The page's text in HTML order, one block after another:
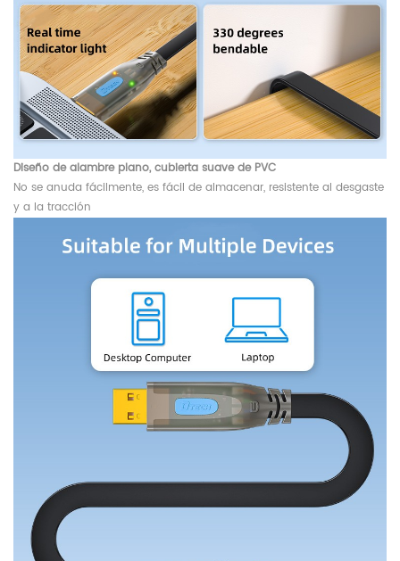
Diseño de alambre plano, cubierta suave de PVC
No se anuda fácilmente, es fácil de almacenar, resistente al desgaste
y a la tracción